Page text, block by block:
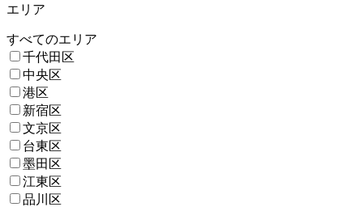
エリア
すべてのエリア
千代田区
中央区
港区
新宿区
文京区
台東区
墨田区
江東区
品川区